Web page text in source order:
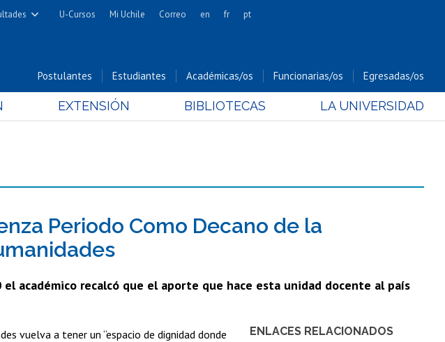
Cs. Físicas y Matemáticas
Cs. Forestales y Conservación
Químicas y Farmacéuticas
Cs. Sociales
Avanzados en Educación
Estudios Internacionales
Nutrición y Tecnología de
U-Cursos Mi Uchile Correo en fr pt
Postulantes Estudiantes Académicas/os Funcionarias/os Egresadas/os
EXTENSIÓN BIBLIOTECAS LA UNIVERSIDAD
Periodo Como Decano de la
académico recalcó que el aporte que hace esta unidad docente al país
ENLACES RELACIONADOS
vuelva a tener un “espacio de dignidad donde